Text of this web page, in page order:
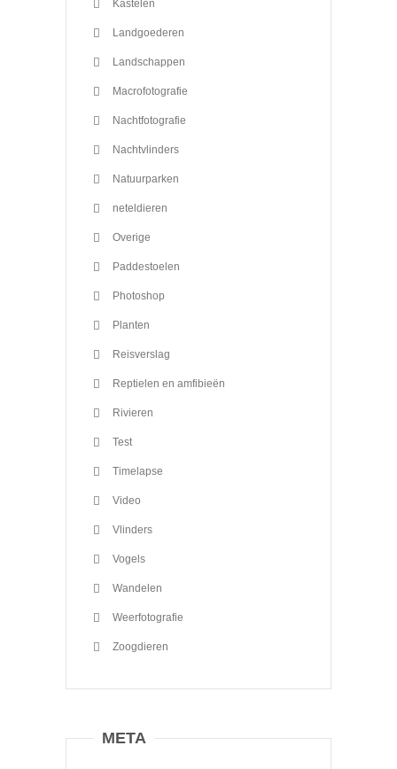
Kastelen
Landgoederen
Landschappen
Macrofotografie
Nachtfotografie
Nachtvlinders
Natuurparken
neteldieren
Overige
Paddestoelen
Photoshop
Planten
Reisverslag
Reptielen en amfibieën
Rivieren
Test
Timelapse
Video
Vlinders
Vogels
Wandelen
Weerfotografie
Zoogdieren
META